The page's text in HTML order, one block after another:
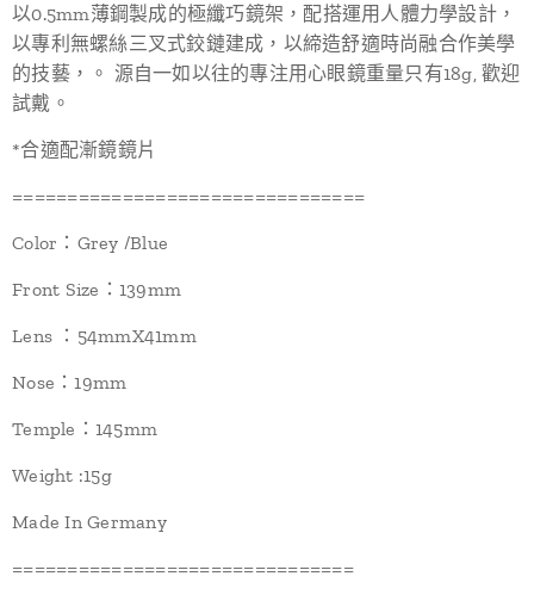
以0.5mm薄鋼製成的極纖巧鏡架，配搭運用人體力學設計，
以專利無螺絲三叉式鉸鏈建成，以締造舒適時尚融合作美學
的技藝，。 源自一如以往的專注用心眼鏡重量只有18g, 歡迎
試戴。
*合適配漸鏡鏡片
================================
Color：Grey /Blue
Front Size：139mm
Lens ：54mmX41mm
Nose：19mm
Temple：145mm
Weight :15g
Made In Germany
===============================